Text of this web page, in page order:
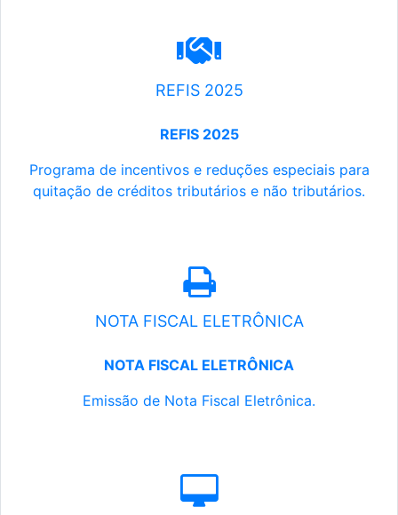
REFIS 2025
REFIS 2025
Programa de incentivos e reduções especiais para
quitação de créditos tributários e não tributários.
NOTA FISCAL ELETRÔNICA
NOTA FISCAL ELETRÔNICA
Emissão de Nota Fiscal Eletrônica.